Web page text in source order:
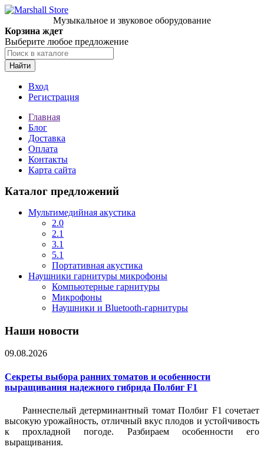
Музыкальное и звуковое оборудование
Корзина ждет
Выберите любое предложение
Найти
Вход
Регистрация
Главная
Блог
Доставка
Оплата
Контакты
Карта сайта
Каталог предложений
Мультимедийная акустика
2.0
2.1
3.1
5.1
Портативная акустика
Наушники гарнитуры микрофоны
Компьютерные гарнитуры
Микрофоны
Наушники и Bluetooth-гарнитуры
Наши новости
09.08.2026
Секреты выбора ранних томатов и особенности
выращивания надежного гибрида Полбиг F1
Раннеспелый детерминантный томат Полбиг F1 сочетает
высокую урожайность, отличный вкус плодов и устойчивость
к прохладной погоде. Разбираем особенности его
выращивания.